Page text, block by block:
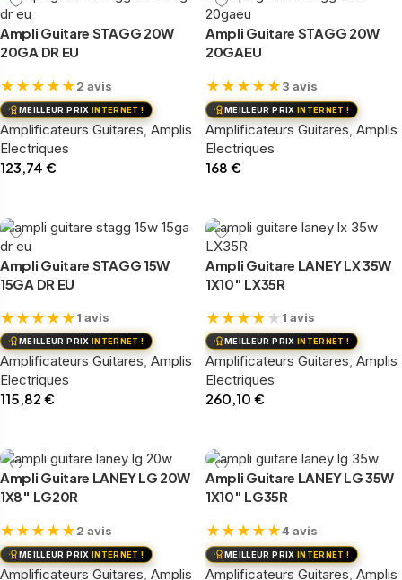
Ampli Guitare STAGG 20W
20GA DR EU
★ ★ ★ ★ ★2 avis
MEILLEUR PRIX INTERNET !
Amplificateurs Guitares, Amplis
Electriques
123,74 €
Ampli Guitare STAGG 20W
20GAEU
★ ★ ★ ★ ★3 avis
MEILLEUR PRIX INTERNET !
Amplificateurs Guitares, Amplis
Electriques
168 €
Ampli Guitare STAGG 15W
15GA DR EU
★ ★ ★ ★ ★1 avis
MEILLEUR PRIX INTERNET !
Amplificateurs Guitares, Amplis
Electriques
115,82 €
Ampli Guitare LANEY LX 35W
1X10″ LX35R
★ ★ ★ ★ ★ 1 avis
MEILLEUR PRIX INTERNET !
Amplificateurs Guitares, Amplis
Electriques
260,10 €
Ampli Guitare LANEY LG 20W
1X8″ LG20R
★ ★ ★ ★ ★2 avis
MEILLEUR PRIX INTERNET !
Amplificateurs Guitares, Amplis
Ampli Guitare LANEY LG 35W
1X10″ LG35R
★ ★ ★ ★ ★4 avis
MEILLEUR PRIX INTERNET !
Amplificateurs Guitares, Amplis